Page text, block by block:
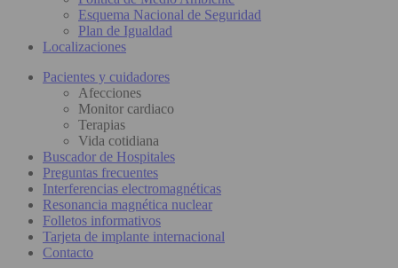
Esquema Nacional de Seguridad
Plan de Igualdad
Localizaciones
Pacientes y cuidadores
Afecciones
Monitor cardiaco
Terapias
Vida cotidiana
Buscador de Hospitales
Preguntas frecuentes
Interferencias electromagnéticas
Resonancia magnética nuclear
Folletos informativos
Tarjeta de implante internacional
Contacto